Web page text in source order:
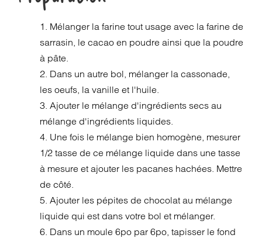
1. Mélanger la farine tout usage avec la farine de
sarrasin, le cacao en poudre ainsi que la poudre
à pâte.
2. Dans un autre bol, mélanger la cassonade,
les oeufs, la vanille et l'huile.
3. Ajouter le mélange d'ingrédients secs au
mélange d'ingrédients liquides.
4. Une fois le mélange bien homogène, mesurer
1/2 tasse de ce mélange liquide dans une tasse
à mesure et ajouter les pacanes hachées. Mettre
de côté.
5. Ajouter les pépites de chocolat au mélange
liquide qui est dans votre bol et mélanger.
6. Dans un moule 6po par 6po, tapisser le fond